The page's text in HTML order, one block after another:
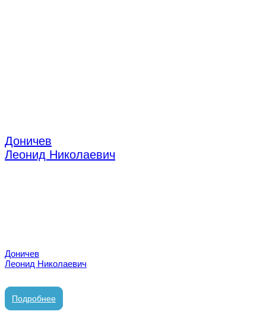
Доничев
Леонид Николаевич
Доничев
Леонид Николаевич
Подробнее